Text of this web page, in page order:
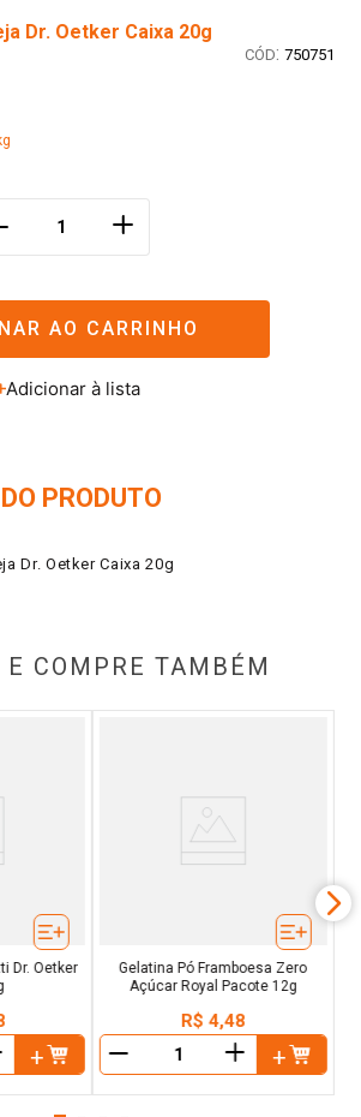
Dr. Oetker Caixa 20g
: 750751
＋
AO CARRINHO
PRODUTO
Dr. Oetker Caixa 20g
COMPRE TAMBÉM
Dr. Oetker
Gelatina Pó Framboesa Zero
Açúcar Royal Pacote 12g
R$ 4,48
＋